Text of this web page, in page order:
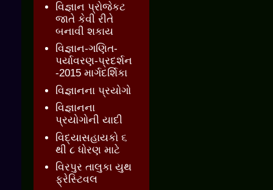
વિજ્ઞાન પ્રોજેકટ
જાતે કેવી રીતે
બનાવી શકાય
વિજ્ઞાન-ગણિત-
પર્યાવરણ-પ્રદર્શન
-2015 માર્ગદર્શિકા
વિજ્ઞાનના પ્રયોગો
વિજ્ઞાનના
પ્રયોગોની યાદી
વિદ્યાસહાયકો ૬
થી ૮ ધોરણ માટે
વિરપુર તાલુકા યુથ
ફ્રેસ્ટિવલ